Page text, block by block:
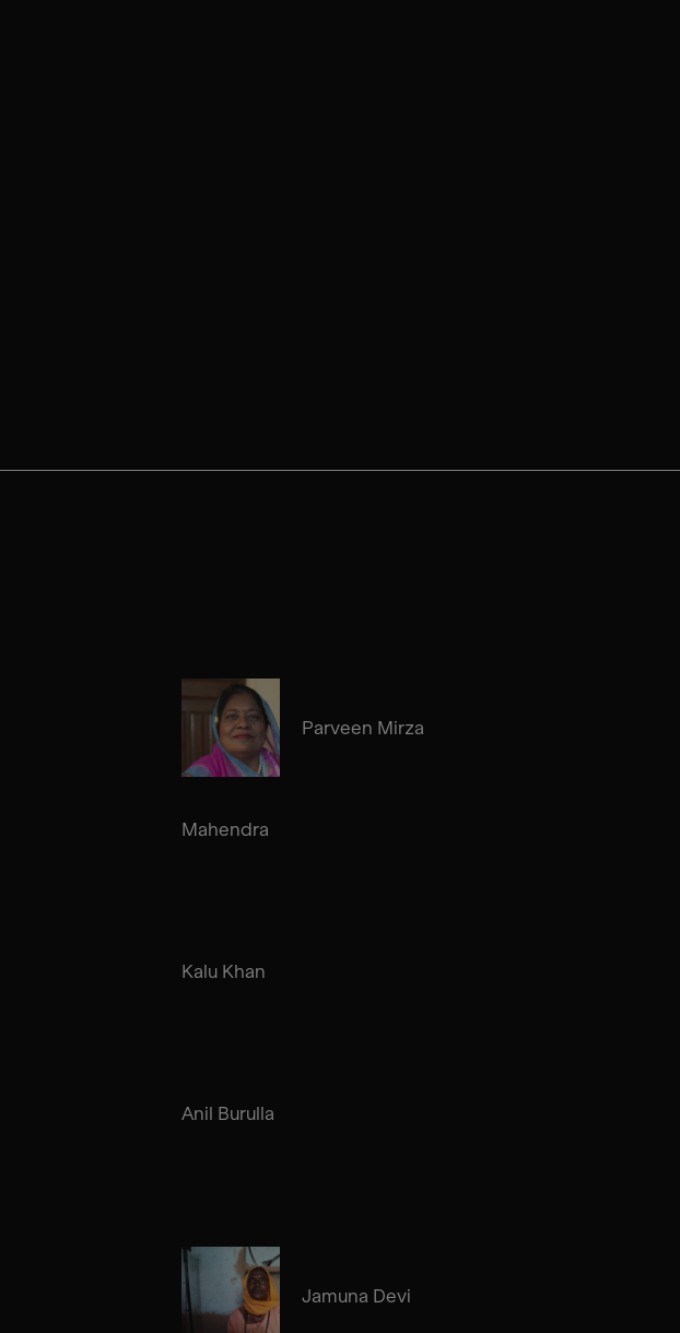
Parveen Mirza
Mahendra
Kalu Khan
Anil Burulla
Jamuna Devi